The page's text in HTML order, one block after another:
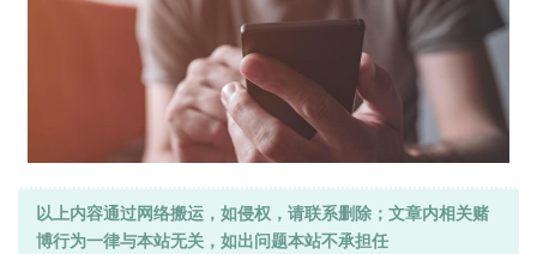
以上内容通过网络搬运，如侵权，请联系删除；文章内相关赌
博行为一律与本站无关，如出问题本站不承担任